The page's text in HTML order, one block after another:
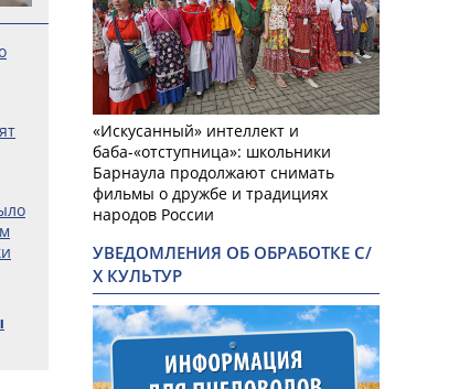
«Искусанный» интеллект и
баба-«отступница»: школьники
Барнаула продолжают снимать
фильмы о дружбе и традициях
народов России
УВЕДОМЛЕНИЯ ОБ ОБРАБОТКЕ С/
Х КУЛЬТУР